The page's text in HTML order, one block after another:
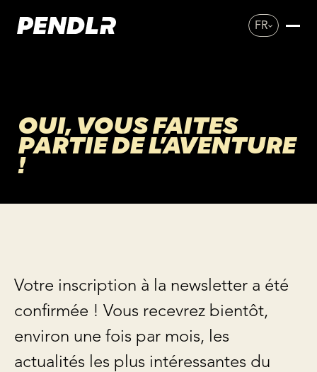
FR
OUI, VOUS FAITES
PARTIE DE L’AVENTURE
!
Votre inscription à la newsletter a été
confirmée ! Vous recevrez bientôt,
environ une fois par mois, les
actualités les plus intéressantes du